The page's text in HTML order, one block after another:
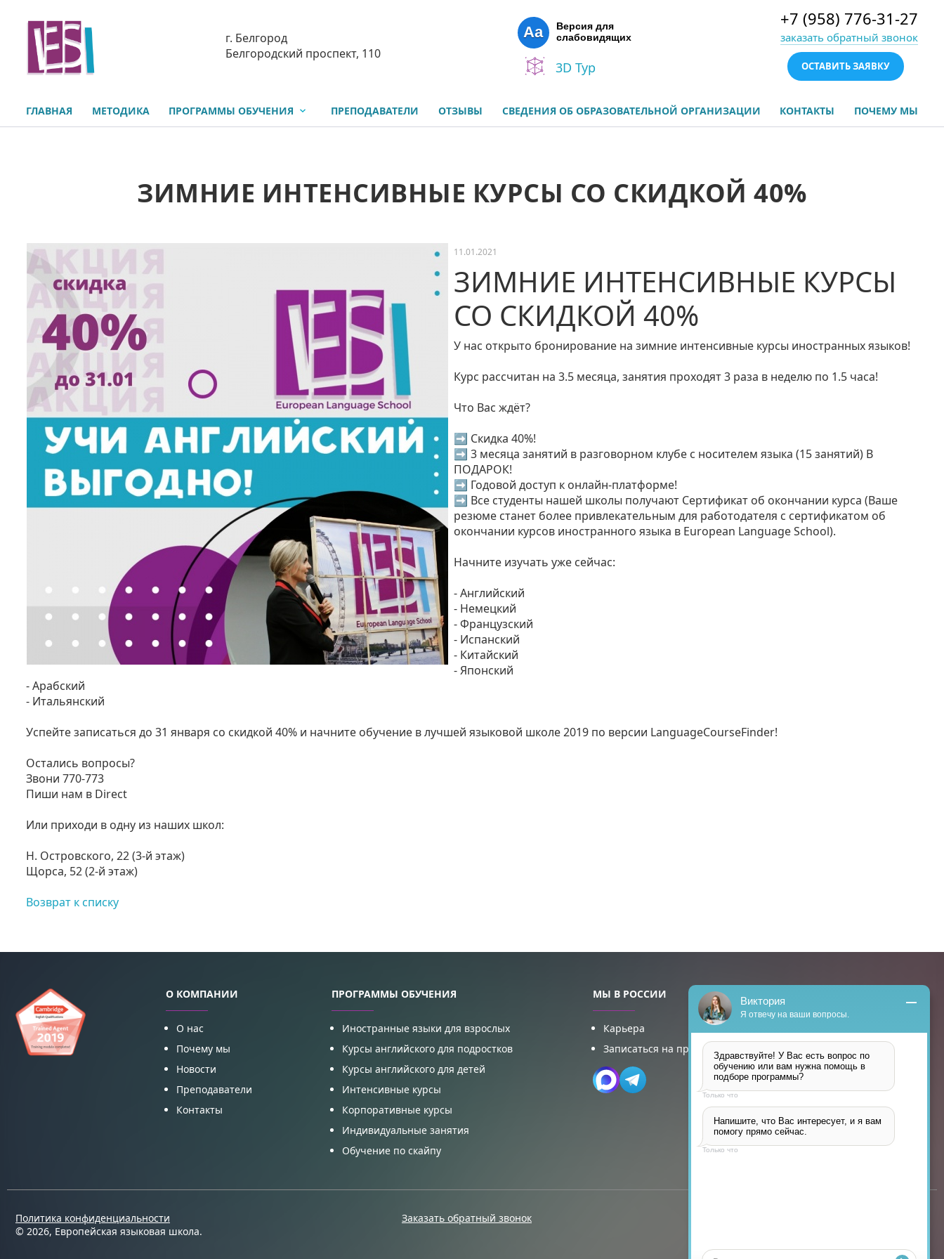
г. Белгород
Белгородский проспект, 110
Aa
Версия для
слабовидящих
3D Тур
+7 (958) 776-31-27
заказать обратный звонок
ОСТАВИТЬ ЗАЯВКУ
ГЛАВНАЯ МЕТОДИКА ПРОГРАММЫ ОБУЧЕНИЯ ПРЕПОДАВАТЕЛИ ОТЗЫВЫ СВЕДЕНИЯ ОБ ОБРАЗОВАТЕЛЬНОЙ ОРГАНИЗАЦИИ КОНТАКТЫ ПОЧЕМУ МЫ
ЗИМНИЕ ИНТЕНСИВНЫЕ КУРСЫ СО СКИДКОЙ 40%
11.01.2021
ЗИМНИЕ ИНТЕНСИВНЫЕ КУРСЫ
СО СКИДКОЙ 40%
У нас открыто бронирование на зимние интенсивные курсы иностранных языков!
Курс рассчитан на 3.5 месяца, занятия проходят 3 раза в неделю по 1.5 часа!
Что Вас ждёт?
➡ Скидка 40%!
➡ 3 месяца занятий в разговорном клубе с носителем языка (15 занятий) В
ПОДАРОК!
➡ Годовой доступ к онлайн-платформе!
➡ Все студенты нашей школы получают Сертификат об окончании курса (Ваше
резюме станет более привлекательным для работодателя с сертификатом об
окончании курсов иностранного языка в European Language School).
Начните изучать уже сейчас:
- Английский
- Немецкий
- Французский
- Испанский
- Китайский
- Японский
- Арабский
- Итальянский
Успейте записаться до 31 января со скидкой 40% и начните обучение в лучшей языковой школе 2019 по версии LanguageCourseFinder!
Остались вопросы?
Звони 770-773
Пиши нам в Direct
Или приходи в одну из наших школ:
Н. Островского, 22 (3-й этаж)
Щорса, 52 (2-й этаж)
Возврат к списку
О КОМПАНИИ
О нас
Почему мы
Новости
Преподаватели
Контакты
ПРОГРАММЫ ОБУЧЕНИЯ
Иностранные языки для взрослых
Курсы английского для подростков
Курсы английского для детей
Интенсивные курсы
Корпоративные курсы
Индивидуальные занятия
Обучение по скайпу
МЫ В РОССИИ
Карьера
Записаться на пробный урок
Политика конфиденциальности
© 2026, Европейская языковая школа.
Заказать обратный звонок
Виктория
Я отвечу на ваши вопросы.
Здравствуйте! У Вас есть вопрос по
обучению или вам нужна помощь в
подборе программы?
Только что
Напишите, что Вас интересует, и я вам
помогу прямо сейчас.
Только что